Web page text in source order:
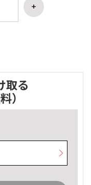
取る
）